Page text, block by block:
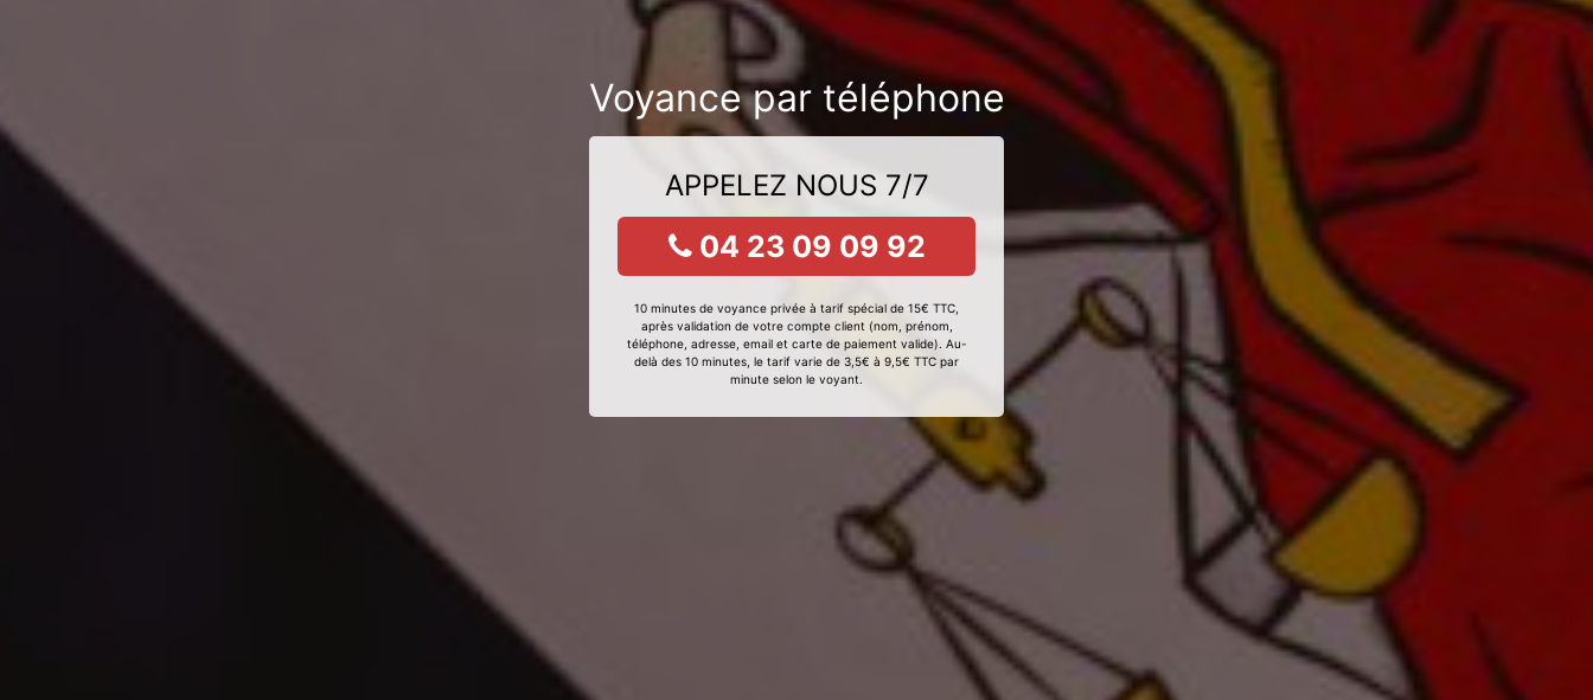
Voyance par téléphone
APPELEZ NOUS 7/7
04 23 09 09 92
10 minutes de voyance privée à tarif spécial de 15€ TTC,
après validation de votre compte client (nom, prénom,
téléphone, adresse, email et carte de paiement valide). Au-
delà des 10 minutes, le tarif varie de 3,5€ à 9,5€ TTC par
minute selon le voyant.